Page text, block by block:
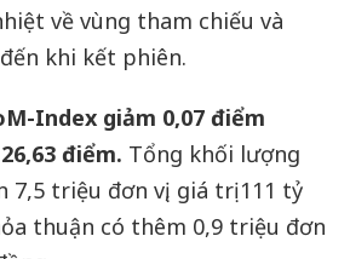
về vùng tham chiếu và
khi kết phiên.
Index giảm 0,07 điểm
điểm. Tổng khối lượng
7,5 triệu đơn vị, giá trị 111 tỷ
thuận có thêm 0,9 triệu đơn